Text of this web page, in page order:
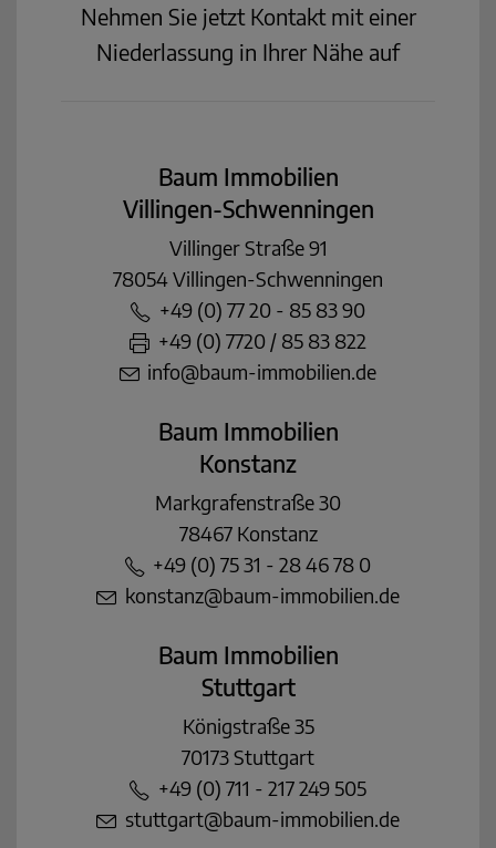
Nehmen Sie jetzt Kontakt mit einer
Niederlassung in Ihrer Nähe auf
Baum Immobilien
Villingen-Schwenningen
Villinger Straße 91
78054 Villingen-Schwenningen
+49 (0) 77 20 - 85 83 90
+49 (0) 7720 / 85 83 822
info@baum-immobilien.de
Baum Immobilien
Konstanz
Markgrafenstraße 30
78467 Konstanz
+49 (0) 75 31 - 28 46 78 0
konstanz@baum-immobilien.de
Baum Immobilien
Stuttgart
Königstraße 35
70173 Stuttgart
+49 (0) 711 - 217 249 505
stuttgart@baum-immobilien.de